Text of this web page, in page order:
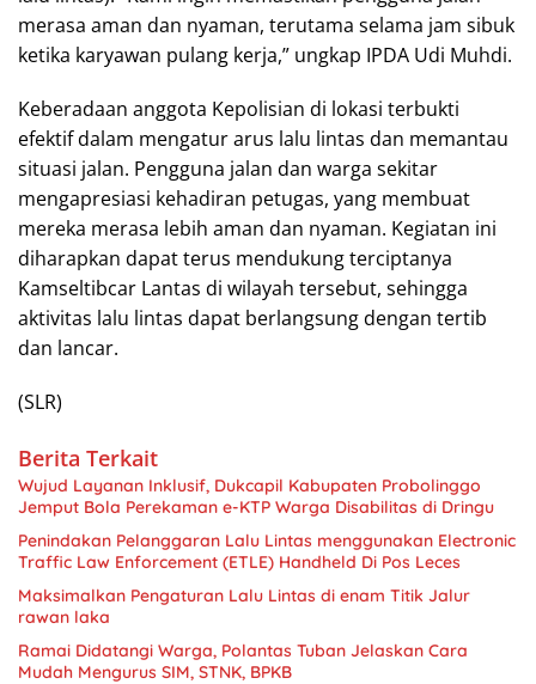
merasa aman dan nyaman, terutama selama jam sibuk
ketika karyawan pulang kerja,” ungkap IPDA Udi Muhdi.
Keberadaan anggota Kepolisian di lokasi terbukti
efektif dalam mengatur arus lalu lintas dan memantau
situasi jalan. Pengguna jalan dan warga sekitar
mengapresiasi kehadiran petugas, yang membuat
mereka merasa lebih aman dan nyaman. Kegiatan ini
diharapkan dapat terus mendukung terciptanya
Kamseltibcar Lantas di wilayah tersebut, sehingga
aktivitas lalu lintas dapat berlangsung dengan tertib
dan lancar.
(SLR)
Berita Terkait
Wujud Layanan Inklusif, Dukcapil Kabupaten Probolinggo
Jemput Bola Perekaman e-KTP Warga Disabilitas di Dringu
Penindakan Pelanggaran Lalu Lintas menggunakan Electronic
Traffic Law Enforcement (ETLE) Handheld Di Pos Leces
Maksimalkan Pengaturan Lalu Lintas di enam Titik Jalur
rawan laka
Ramai Didatangi Warga, Polantas Tuban Jelaskan Cara
Mudah Mengurus SIM, STNK, BPKB